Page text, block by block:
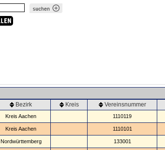
Bezirk Kreis Vereinsnummer
Kreis Aachen 1110119
Kreis Aachen 1110101
Nordwürttemberg 133001